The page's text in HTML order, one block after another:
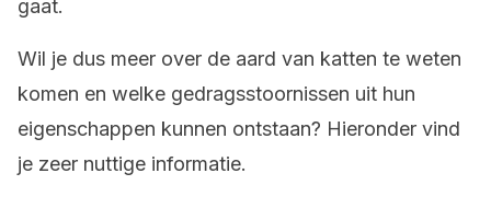
gaat.
Wil je dus meer over de aard van katten te weten
komen en welke gedragsstoornissen uit hun
eigenschappen kunnen ontstaan? Hieronder vind
je zeer nuttige informatie.